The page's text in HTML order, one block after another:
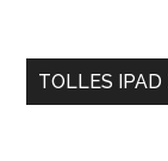
TOLLES